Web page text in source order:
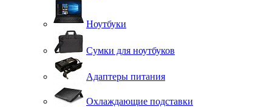
Ноутбуки
Сумки для ноутбуков
Адаптеры питания
Охлаждающие подставки